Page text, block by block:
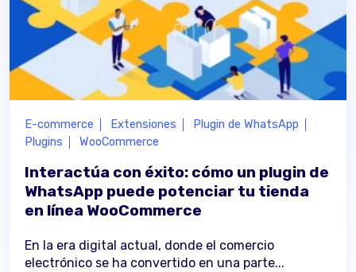
E-commerce Extensiones
Plugin de WhatsApp
Plugins
WooCommerce
Interactúa con éxito: cómo un plugin de
WhatsApp puede potenciar tu tienda
en línea WooCommerce
En la era digital actual, donde el comercio
electrónico se ha convertido en una parte...